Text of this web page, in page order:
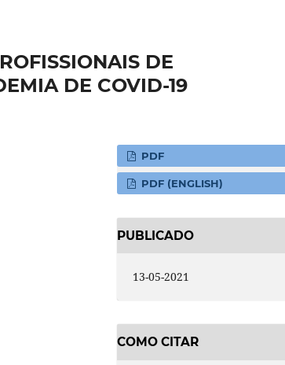
DE
DE COVID-19
PDF
PDF (ENGLISH)
PUBLICADO
13-05-2021
COMO CITAR